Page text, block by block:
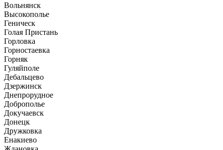
Вольнянск
Высокополье
Геническ
Голая Пристань
Горловка
Горностаевка
Горняк
Гуляйполе
Дебальцево
Дзержинск
Днепрорудное
Доброполье
Докучаевск
Донецк
Дружковка
Енакиево